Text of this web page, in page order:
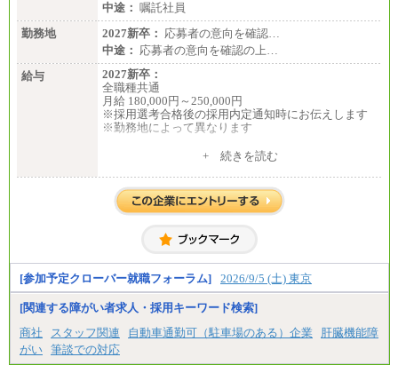
中途： 嘱託社員
勤務地
2027新卒： 応募者の意向を確認…
中途： 応募者の意向を確認の上…
給与
2027新卒：
全職種共通
月給 180,000円～250,000円
※採用選考合格後の採用内定通知時にお伝えします
※勤務地によって異なります
月給 200,000円～250,000円
入社時の処遇は経験・能力を考慮の上、当社規程に
より決定します。
お伝えします。
+ 続きを読む
[参加予定クローバー就職フォーラム] 2026/9/5 (土) 東京
[関連する障がい者求人・採用キーワード検索]
商社
スタッフ関連 自動車通勤可（駐車場のある）企業
肝臓機能障
がい 筆談での対応